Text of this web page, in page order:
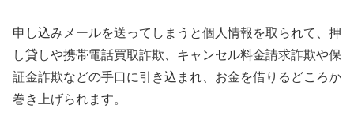
申し込みメールを送ってしまうと個人情報を取られて、押
し貸しや携帯電話買取詐欺、キャンセル料金請求詐欺や保
証金詐欺などの手口に引き込まれ、お金を借りるどころか
巻き上げられます。